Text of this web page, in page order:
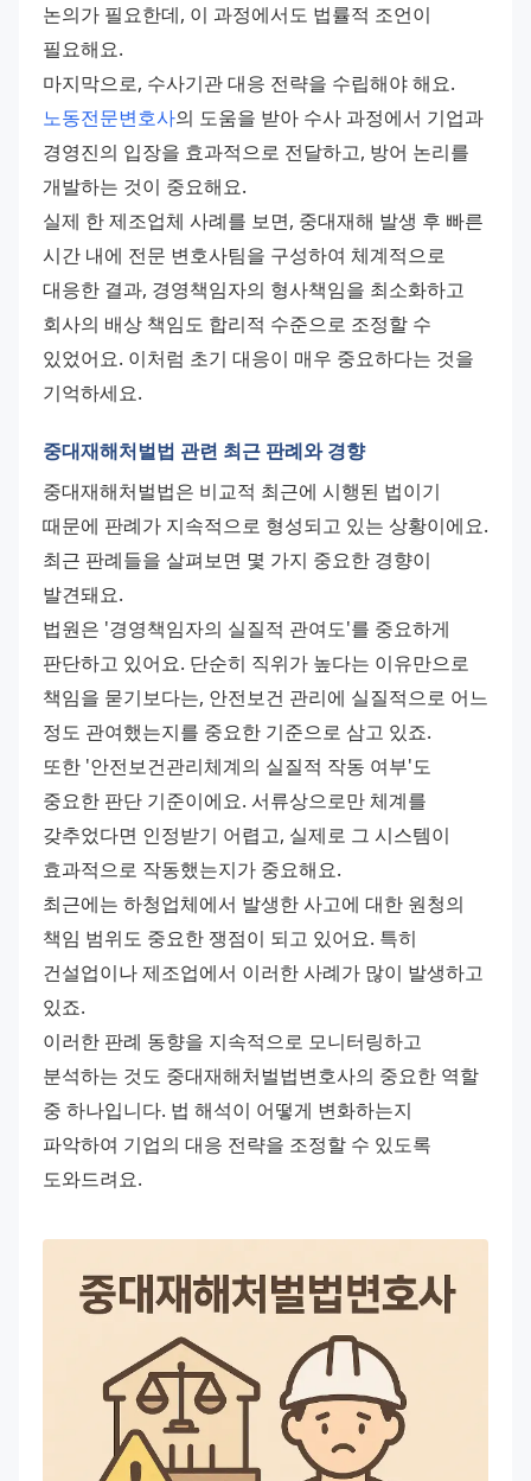
논의가 필요한데, 이 과정에서도 법률적 조언이
필요해요.
노동전문변호사의 도움을 받아 수사 과정에서 기업과
경영진의 입장을 효과적으로 전달하고, 방어 논리를
개발하는 것이 중요해요.
실제 한 제조업체 사례를 보면, 중대재해 발생 후 빠른
시간 내에 전문 변호사팀을 구성하여 체계적으로
대응한 결과, 경영책임자의 형사책임을 최소화하고
회사의 배상 책임도 합리적 수준으로 조정할 수
있었어요. 이처럼 초기 대응이 매우 중요하다는 것을
기억하세요.
중대재해처벌법 관련 최근 판례와 경향
중대재해처벌법은 비교적 최근에 시행된 법이기
때문에 판례가 지속적으로 형성되고 있는 상황이에요.
최근 판례들을 살펴보면 몇 가지 중요한 경향이
발견돼요.
법원은 '경영책임자의 실질적 관여도'를 중요하게
판단하고 있어요. 단순히 직위가 높다는 이유만으로
책임을 묻기보다는, 안전보건 관리에 실질적으로 어느
정도 관여했는지를 중요한 기준으로 삼고 있죠.
또한 '안전보건관리체계의 실질적 작동 여부'도
중요한 판단 기준이에요. 서류상으로만 체계를
갖추었다면 인정받기 어렵고, 실제로 그 시스템이
효과적으로 작동했는지가 중요해요.
최근에는 하청업체에서 발생한 사고에 대한 원청의
책임 범위도 중요한 쟁점이 되고 있어요. 특히
건설업이나 제조업에서 이러한 사례가 많이 발생하고
있죠.
이러한 판례 동향을 지속적으로 모니터링하고
분석하는 것도 중대재해처벌법변호사의 중요한 역할
중 하나입니다. 법 해석이 어떻게 변화하는지
파악하여 기업의 대응 전략을 조정할 수 있도록
도와드려요.